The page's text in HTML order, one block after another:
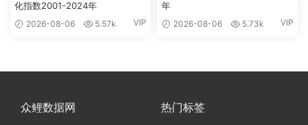
化指数2001-2024年
2026-08-06 5.57k VIP
年
2026-08-06 5.73k VIP
众鲤数据网 热门标签